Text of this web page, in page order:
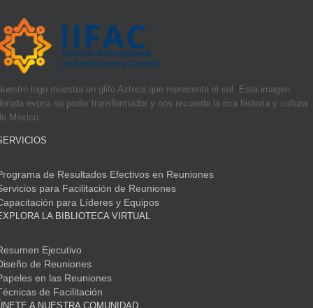
logo muestra un glifo Azteca que representa el sol. Esta imagen
evoca su poder transformador y nos recuerda la rica historia y cultura
México.
de Resultados Efectivos en Reuniones
para Facilitación de Reuniones
para Líderes y Equipos
LA BIBLIOTECA VIRTUAL
Ejecutivo
de Reuniones
en las Reuniones
de Facilitación
A NUESTRA COMUNIDAD